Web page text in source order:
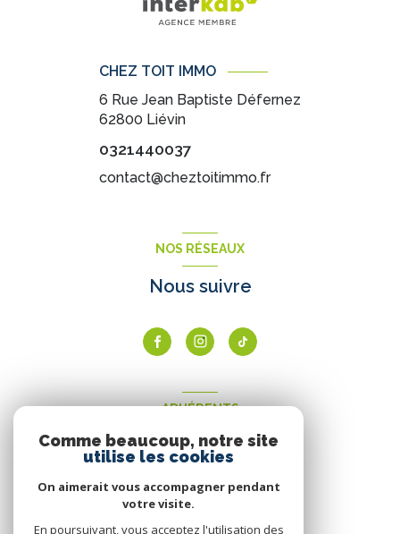
CHEZ TOIT IMMO
6 Rue Jean Baptiste Défernez
62800 Liévin
0321440037
contact@cheztoitimmo.fr
NOS RÉSEAUX
Nous suivre
ADHÉRENTS
Nous adhérons
Comme beaucoup, notre site
utilise les cookies
On aimerait vous accompagner pendant
votre visite.
En poursuivant, vous acceptez l'utilisation des